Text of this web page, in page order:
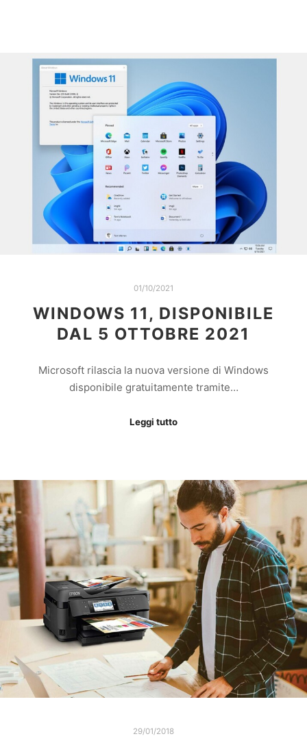
01/10/2021
WINDOWS 11, DISPONIBILE
DAL 5 OTTOBRE 2021
Microsoft rilascia la nuova versione di Windows
disponibile gratuitamente tramite…
Leggi tutto
29/01/2018